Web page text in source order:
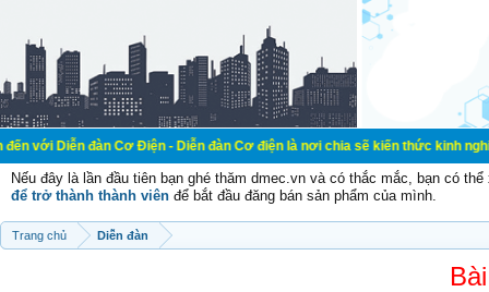
đàn Cơ Điện - Diễn đàn Cơ điện là nơi chia sẽ kiến thức kinh nghiệm
Nếu đây là lần đầu tiên bạn ghé thăm dmec.vn và có thắc mắc, bạn có
để trở thành thành viên để bắt đầu đăng bán sản phẩm của mình.
Trang chủ Diễn đàn